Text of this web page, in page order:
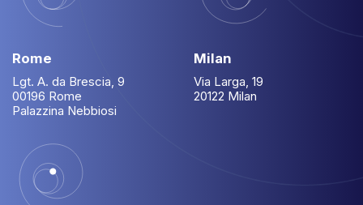
Rome
Lgt. A. da Brescia, 9
00196 Rome
Palazzina Nebbiosi
Milan
Via Larga, 19
20122 Milan